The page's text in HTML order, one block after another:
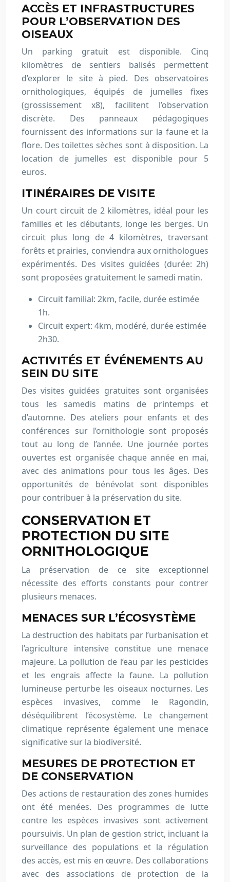
ACCÈS ET INFRASTRUCTURES
POUR L’OBSERVATION DES
OISEAUX
Un parking gratuit est disponible. Cinq
kilomètres de sentiers balisés permettent
d’explorer le site à pied. Des observatoires
ornithologiques, équipés de jumelles fixes
(grossissement x8), facilitent l’observation
discrète. Des panneaux pédagogiques
fournissent des informations sur la faune et la
flore. Des toilettes sèches sont à disposition. La
location de jumelles est disponible pour 5
euros.
ITINÉRAIRES DE VISITE
Un court circuit de 2 kilomètres, idéal pour les
familles et les débutants, longe les berges. Un
circuit plus long de 4 kilomètres, traversant
forêts et prairies, conviendra aux ornithologues
expérimentés. Des visites guidées (durée: 2h)
sont proposées gratuitement le samedi matin.
Circuit familial: 2km, facile, durée estimée
1h.
Circuit expert: 4km, modéré, durée estimée
2h30.
ACTIVITÉS ET ÉVÉNEMENTS AU
SEIN DU SITE
Des visites guidées gratuites sont organisées
tous les samedis matins de printemps et
d’automne. Des ateliers pour enfants et des
conférences sur l’ornithologie sont proposés
tout au long de l’année. Une journée portes
ouvertes est organisée chaque année en mai,
avec des animations pour tous les âges. Des
opportunités de bénévolat sont disponibles
pour contribuer à la préservation du site.
CONSERVATION ET
PROTECTION DU SITE
ORNITHOLOGIQUE
La préservation de ce site exceptionnel
nécessite des efforts constants pour contrer
plusieurs menaces.
MENACES SUR L’ÉCOSYSTÈME
La destruction des habitats par l’urbanisation et
l’agriculture intensive constitue une menace
majeure. La pollution de l’eau par les pesticides
et les engrais affecte la faune. La pollution
lumineuse perturbe les oiseaux nocturnes. Les
espèces invasives, comme le Ragondin,
déséquilibrent l’écosystème. Le changement
climatique représente également une menace
significative sur la biodiversité.
MESURES DE PROTECTION ET
DE CONSERVATION
Des actions de restauration des zones humides
ont été menées. Des programmes de lutte
contre les espèces invasives sont activement
poursuivis. Un plan de gestion strict, incluant la
surveillance des populations et la régulation
des accès, est mis en œuvre. Des collaborations
avec des associations de protection de la